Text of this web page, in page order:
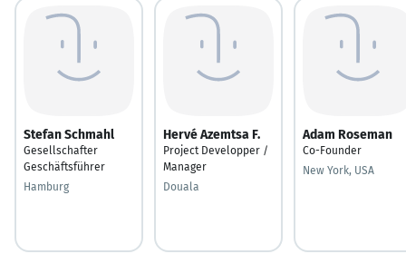
Stefan Schmahl
Gesellschafter
Geschäftsführer
Hamburg
Hervé Azemtsa F.
Project Developper /
Manager
Douala
Adam Roseman
Co-Founder
New York, USA